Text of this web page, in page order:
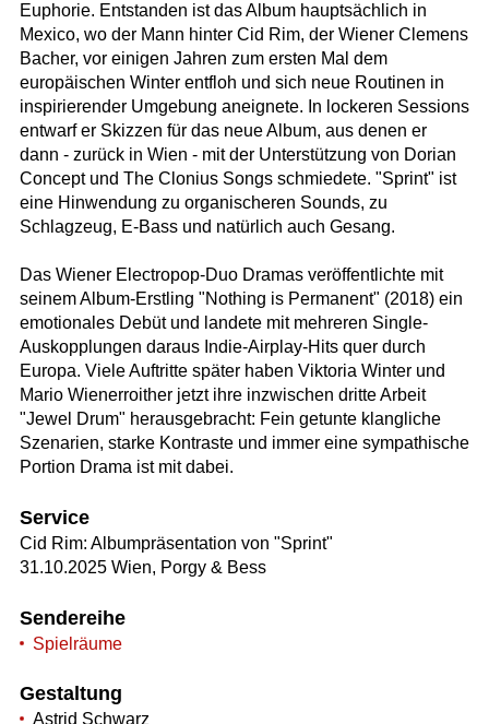
Euphorie. Entstanden ist das Album hauptsächlich in
Mexico, wo der Mann hinter Cid Rim, der Wiener Clemens
Bacher, vor einigen Jahren zum ersten Mal dem
europäischen Winter entfloh und sich neue Routinen in
inspirierender Umgebung aneignete. In lockeren Sessions
entwarf er Skizzen für das neue Album, aus denen er
dann - zurück in Wien - mit der Unterstützung von Dorian
Concept und The Clonius Songs schmiedete. "Sprint" ist
eine Hinwendung zu organischeren Sounds, zu
Schlagzeug, E-Bass und natürlich auch Gesang.
Das Wiener Electropop-Duo Dramas veröffentlichte mit
seinem Album-Erstling "Nothing is Permanent" (2018) ein
emotionales Debüt und landete mit mehreren Single-
Auskopplungen daraus Indie-Airplay-Hits quer durch
Europa. Viele Auftritte später haben Viktoria Winter und
Mario Wienerroither jetzt ihre inzwischen dritte Arbeit
"Jewel Drum" herausgebracht: Fein getunte klangliche
Szenarien, starke Kontraste und immer eine sympathische
Portion Drama ist mit dabei.
Service
Cid Rim: Albumpräsentation von "Sprint"
31.10.2025 Wien, Porgy & Bess
Sendereihe
Spielräume
Gestaltung
Astrid Schwarz